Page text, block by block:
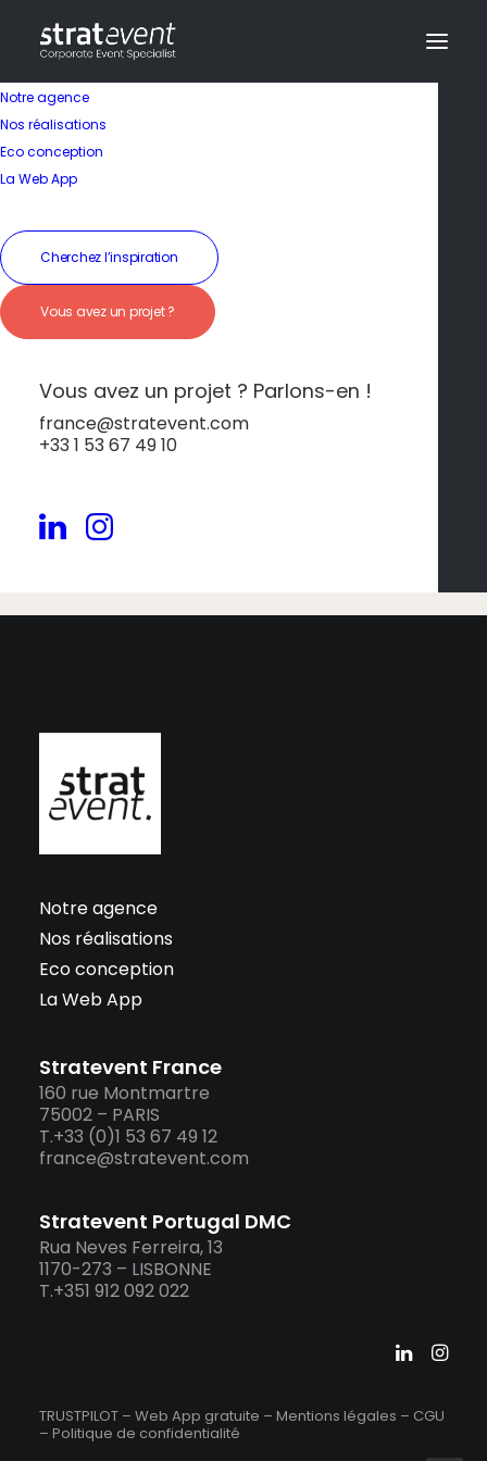
Notre agence
Nos réalisations
Eco conception
La Web App
Cherchez l’inspiration
Vous avez un projet ?
Vous avez un projet ? Parlons-en !
france@stratevent.com
+33 1 53 67 49 10
Parlons de vous !
organiser ?
Contactez-nous et notre équipe se fera un
plaisir de vous accompagner :
Notre agence
Nos réalisations
Eco conception
La Web App
Stratevent France
160 rue Montmartre
75002 – PARIS
T.+33 (0)1 53 67 49 12
france@stratevent.com
Stratevent Portugal DMC
Rua Neves Ferreira, 13
1170-273 – LISBONNE
T.+351 912 092 022
TRUSTPILOT – Web App gratuite – Mentions légales – CGU
– Politique de confidentialité